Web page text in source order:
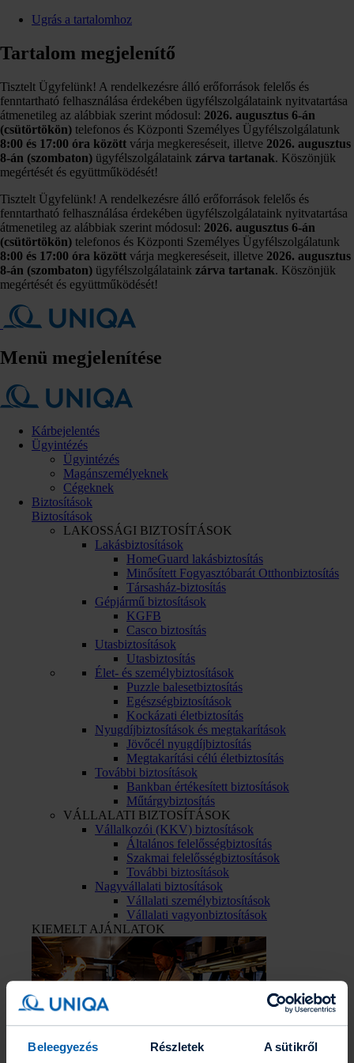
Beleegyezés Részletek A sütikről
Ugrás a tartalomhoz
Tartalom megjelenítő
Tisztelt Ügyfelünk! A rendelkezésre álló erőforrások felelős és
fenntartható felhasználása érdekében ügyfélszolgálataink nyitvatartása
átmenetileg az alábbiak szerint módosul: 2026. augusztus 6-án
(csütörtökön) telefonos és Központi Személyes Ügyfélszolgálatunk
8:00 és 17:00 óra között várja megkereséseit, illetve 2026. augusztus
8-án (szombaton) ügyfélszolgálataink zárva tartanak. Köszönjük
megértését és együttműködését!
Tisztelt Ügyfelünk! A rendelkezésre álló erőforrások felelős és
fenntartható felhasználása érdekében ügyfélszolgálataink nyitvatartása
átmenetileg az alábbiak szerint módosul: 2026. augusztus 6-án
(csütörtökön) telefonos és Központi Személyes Ügyfélszolgálatunk
8:00 és 17:00 óra között várja megkereséseit, illetve 2026. augusztus
8-án (szombaton) ügyfélszolgálataink zárva tartanak. Köszönjük
megértését és együttműködését!
Menü megjelenítése
Kárbejelentés
Ügyintézés
Ügyintézés
Magánszemélyeknek
Cégeknek
Biztosítások
Biztosítások
LAKOSSÁGI BIZTOSÍTÁSOK
Lakásbiztosítások
HomeGuard lakásbiztosítás
Minősített Fogyasztóbarát Otthonbiztosítás
Társasház-biztosítás
Gépjármű biztosítások
KGFB
Casco biztosítás
Utasbiztosítások
Utasbiztosítás
Élet- és személybiztosítások
Puzzle balesetbiztosítás
Egészségbiztosítások
Kockázati életbiztosítás
Nyugdíjbiztosítások és megtakarítások
Jövőcél nyugdíjbiztosítás
Megtakarítási célú életbiztosítás
További biztosítások
Bankban értékesített biztosítások
Műtárgybiztosítás
VÁLLALATI BIZTOSÍTÁSOK
Vállalkozói (KKV) biztosítások
Általános felelősségbiztosítás
Szakmai felelősségbiztosítások
További biztosítások
Nagyvállalati biztosítások
Vállalati személybiztosítások
Vállalati vagyonbiztosítások
KIEMELT AJÁNLATOK